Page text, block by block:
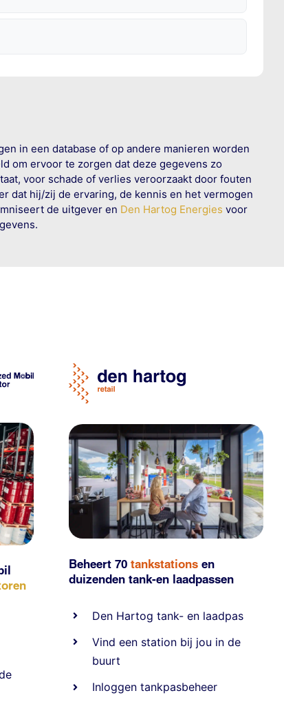
in een database of op andere manieren worden
om ervoor te zorgen dat deze gegevens zo
voor schade of verlies veroorzaakt door fouten
dat hij/zij de ervaring, de kennis en het vermogen
de uitgever en Den Hartog Energies voor
Beheert 70tankstationsen
duizendentank-en laadpassen
Den Hartog tank- en laadpas
Vind een station bij jou in de
buurt
Inloggen tankpasbeheer